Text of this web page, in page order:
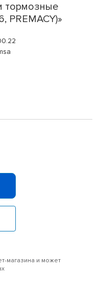
тормозные
PREMACY)»
магазина и может